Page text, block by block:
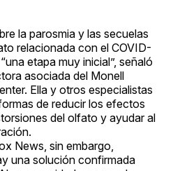
la parosmia y las secuelas
relacionada con el COVID-
etapa muy inicial”, señaló
asociada del Monell
Ella y otros especialistas
de reducir los efectos
del olfato y ayudar al
News, sin embargo,
una solución confirmada